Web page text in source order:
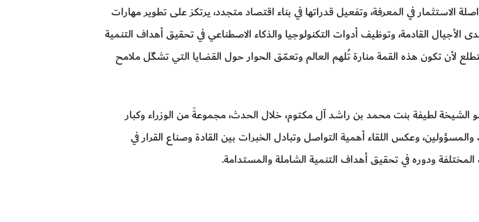
الاستثمار في المعرفة، وتفعيل قدراتها في بناء اقتصاد متجدد، يرتكز على تطوير مهارات
الأجيال القادمة، وتوظيف أدوات التكنولوجيا والذكاء الاصطناعي في تحقيق أهداف التنمية
لأن تكون هذه القمة منارة تُلهم العالم وتعمّق الحوار حول القضايا التي تشكّل ملامح
الشيخة لطيفة بنت محمد بن راشد آل مكتوم، خلال الحدث، مجموعةً من الوزراء وكبار
وعكس اللقاء أهمية التواصل وتبادل الخبرات بين القادة وصناع القرار في
ودوره في تحقيق أهداف التنمية الشاملة والمستدامة.